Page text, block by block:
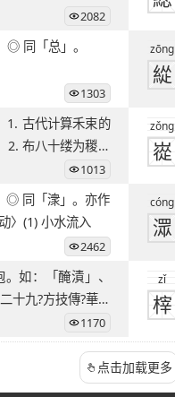
2082
ㄥˇ ◎ 同「总」。
1303
zōng
緃
布八十缕为稯，
1013
zǒng
嵸
〉(1) 小水流入
2462
cóng
潀
十九?方技傳?華佗
1170
zǐ
榟
点击加载更多